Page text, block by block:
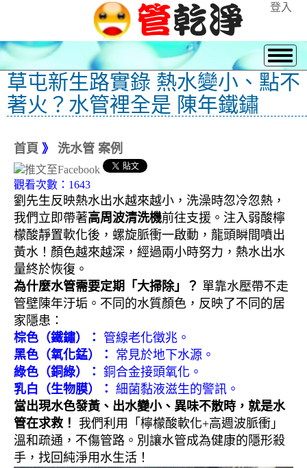
登入
草屯新生路實錄 熱水變小、點不
著火？水管裡全是 陳年鐵鏽
首頁 》 洗水管 案例
觀看次數：1643
劉先生反映熱水出水越來越小，洗澡時忽冷忽熱，
我們立即帶著高周波清洗機前往支援。注入弱酸檸
檬酸靜置軟化後，螺旋脈衝一啟動，龍頭瞬間噴出
黃水！顏色越來越深，經過兩小時努力，熱水出水
量終於恢復。
為什麼水管需要定期「大掃除」？ 單靠水壓帶不走
管壁陳年汙垢。不同的水質顏色，反映了不同的居
家隱患：
棕色（鐵鏽）：
管線老化徵兆。
黑色（氧化錳）：
常見於地下水源。
綠色（銅綠）： 銅合金接頭氧化。
乳白（生物膜）： 細菌黏液滋生的警訊。
當出現水色發黃、出水變小、異味不散時，就是水
管在求救！
我們利用「檸檬酸軟化+高週波脈衝」
溫和疏通，不傷管路。別讓水管成為健康的隱形殺
手，找回純淨用水生活！